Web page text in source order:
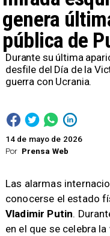
Por Prensa Web
genera
pública de
14 de mayo de 2026
Durante su última
desfile del Día de la
guerra con Ucrania.
Las alarmas
conocerse el estado
Vladimir Putin.
en el que se celebra